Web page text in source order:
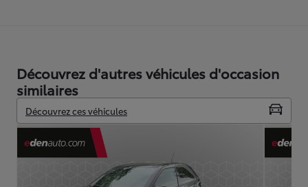
Découvrez d'autres véhicules d'occasion
similaires
Découvrez ces véhicules